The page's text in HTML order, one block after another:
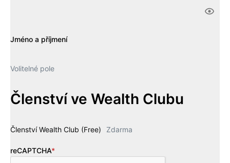
Jméno a příjmení
Volitelné pole
Členství ve Wealth Clubu
Členství Wealth Club (Free) Zdarma
reCAPTCHA*